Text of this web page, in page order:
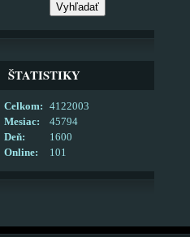
ŠTATISTIKY
Online: 101
Celkom:
4122003
Mesiac:
45794
Deň:
1600